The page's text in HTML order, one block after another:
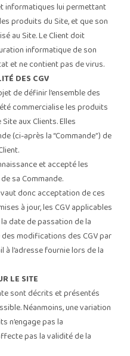
informatiques lui permettant
produits du Site, et que son
au Site. Le Client doit
informatique de son
et ne contient pas de virus.
DES CGV
de définir l’ensemble des
commercialise les produits
aux Clients. Elles
(ci-après la “Commande”) de
et accepté les
sa Commande.
donc acceptation de ces
à jour, les CGV applicables
date de passation de la
modifications des CGV par
l’adresse fournie lors de la
LE SITE
sont décrits et présentés
Néanmoins, une variation
n’engage pas la
pas la validité de la